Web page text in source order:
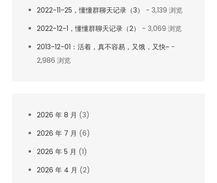
2022-11-25，懂懂群聊天记录（3）
- 3,139 浏览
2022-12-1，懂懂群聊天记录（2）
- 3,069 浏览
2013-12-01：活着，真不容易，又饿，又快~ -
2,986 浏览
2026 年 8 月 (3)
2026 年 7 月 (6)
2026 年 5 月 (1)
2026 年 4 月 (2)